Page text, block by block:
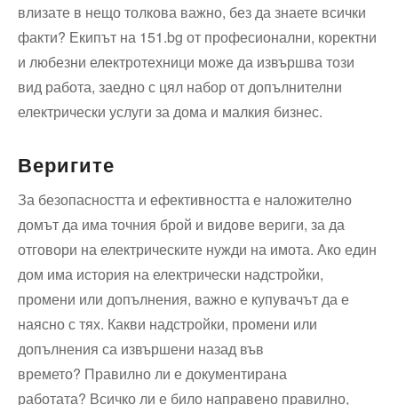
влизате в нещо толкова важно, без да знаете всички
факти? Екипът на 151.bg от професионални, коректни
и любезни електротехници може да извършва този
вид работа, заедно с цял набор от допълнителни
електрически услуги за дома и малкия бизнес.
Веригите
За безопасността и ефективността е наложително
домът да има точния брой и видове вериги, за да
отговори на електрическите нужди на имота. Ако един
дом има история на електрически надстройки,
промени или допълнения, важно е купувачът да е
наясно с тях. Какви надстройки, промени или
допълнения са извършени назад във
времето? Правилно ли е документирана
работата? Всичко ли е било направено правилно,